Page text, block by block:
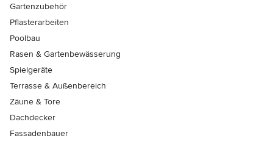
Gartenzubehör
Pflasterarbeiten
Poolbau
Rasen & Gartenbewässerung
Spielgeräte
Terrasse & Außenbereich
Zäune & Tore
Dachdecker
Fassadenbauer